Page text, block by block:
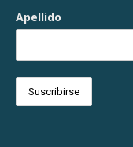
Apellido